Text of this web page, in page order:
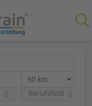
Berufsfeld